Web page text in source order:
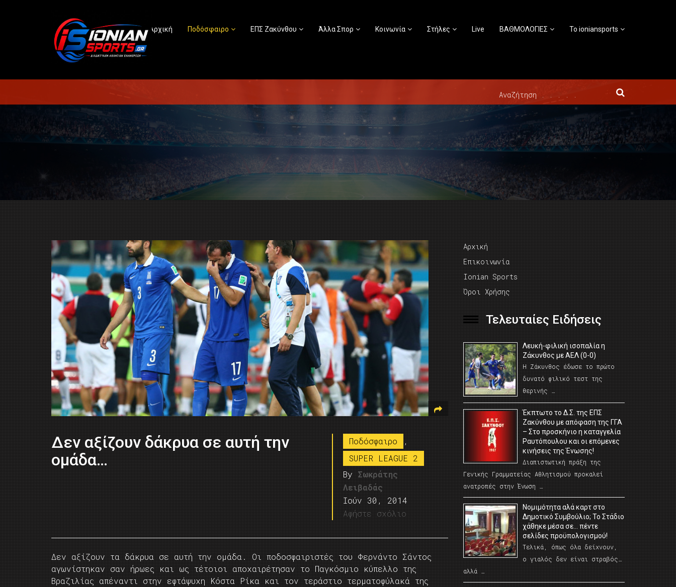
Αρχική Ποδόσφαιρο ΕΠΣ Ζακύνθου Άλλα Σπορ Κοινωνία Στήλες Live ΒΑΘΜΟΛΟΓΙΕΣ Το ioniansports
Δεν αξίζουν δάκρυα σε αυτή την
ομάδα…
Ποδόσφαιρο
,
SUPER LEAGUE 2
By Σωκράτης
Λειβαδάς
Ιούν 30, 2014
Αφήστε σχόλιο
Δεν αξίζουν τα δάκρυα σε αυτή την ομάδα. Οι ποδοσφαιριστές του Φερνάντο Σάντος
αγωνίστηκαν σαν ήρωες και ως τέτοιοι αποχαιρέτησαν το Παγκόσμιο κύπελλο της
Βραζιλίας απέναντι στην εφτάψυχη Κόστα Ρίκα και τον τεράστιο τερματοφύλακά της
Αρχική
Επικοινωνία
Ionian Sports
Όροι Χρήσης
Τελευταίες Ειδήσεις
Λευκή-φιλική ισοπαλία η
Ζάκυνθος με ΑΕΛ (0-0)
Η Ζάκυνθος έδωσε το πρώτο
δυνατό φιλικό τεστ της
θερινής …
Έκπτωτο το Δ.Σ. της ΕΠΣ
Ζακύνθου με απόφαση της ΓΓΑ
– Στο προσκήνιο η καταγγελία
Ραυτόπουλου και οι επόμενες
κινήσεις της Ένωσης!
Διαπιστωτική πράξη της
Γενικής Γραμματείας Αθλητισμού προκαλεί
ανατροπές στην Ένωση …
Νομιμότητα αλά καρτ στο
Δημοτικό Συμβούλιο; Το Στάδιο
χάθηκε μέσα σε… πέντε
σελίδες προϋπολογισμού!
Τελικά, όπως όλα δείχνουν,
ο γιαλός δεν είναι στραβός…
αλλά …